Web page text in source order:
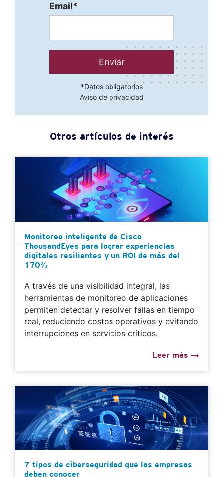
Email*
*Datos obligatorios
Aviso de privacidad
Otros artículos de interés
Monitoreo inteligente de Cisco
ThousandEyes para lograr experiencias
digitales resilientes y un ROI de más del
170%
A través de una visibilidad integral, las
herramientas de monitoreo de aplicaciones
permiten detectar y resolver fallas en tiempo
real, reduciendo costos operativos y evitando
interrupciones en servicios críticos.
Leer más
7 tipos de ciberseguridad que las empresas
deben conocer